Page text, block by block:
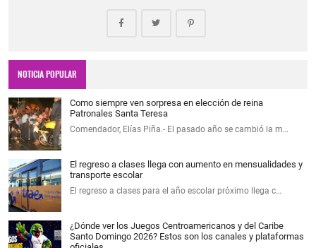
NOTICIA POPULAR
Como siempre ven sorpresa en elección de reina
Patronales Santa Teresa
Comendador, Elías Piña.- El pasado año se cambió la m…
El regreso a clases llega con aumento en mensualidades y
transporte escolar
El regreso a clases para el año escolar próximo llega c…
¿Dónde ver los Juegos Centroamericanos y del Caribe
Santo Domingo 2026? Estos son los canales y plataformas